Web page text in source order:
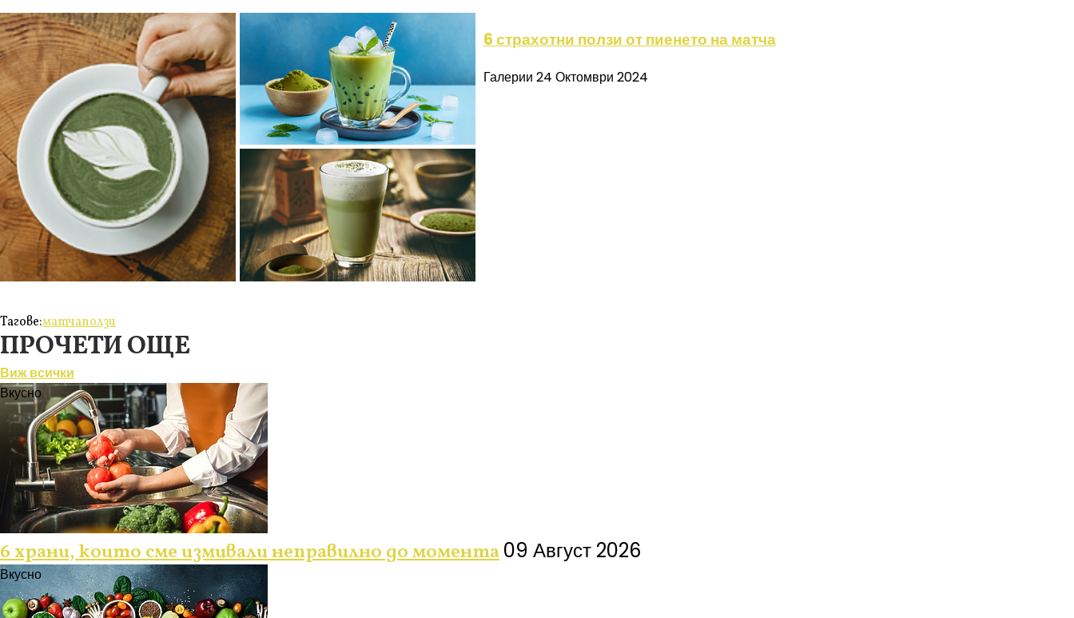
6 страхотни ползи от пиенето на матча
Галерии 24 Октомври 2024
Тагове:матчаползи
ПРОЧЕТИ ОЩЕ
Виж всички
Вкусно
6 храни, които сме измивали неправилно до момента09 Август 2026
Вкусно